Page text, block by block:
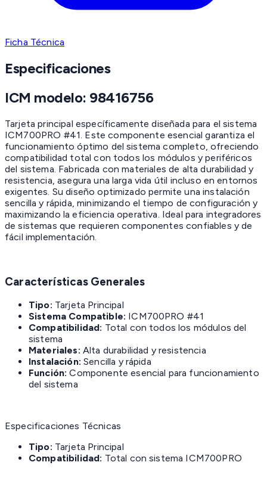
Ficha Técnica
Especificaciones
ICM modelo: 98416756
Tarjeta principal específicamente diseñada para el sistema
ICM700PRO #41. Este componente esencial garantiza el
funcionamiento óptimo del sistema completo, ofreciendo
compatibilidad total con todos los módulos y periféricos
del sistema. Fabricada con materiales de alta durabilidad y
resistencia, asegura una larga vida útil incluso en entornos
exigentes. Su diseño optimizado permite una instalación
sencilla y rápida, minimizando el tiempo de configuración y
maximizando la eficiencia operativa. Ideal para integradores
de sistemas que requieren componentes confiables y de
fácil implementación.
Características Generales
Tipo: Tarjeta Principal
Sistema Compatible: ICM700PRO #41
Compatibilidad: Total con todos los módulos del
sistema
Materiales: Alta durabilidad y resistencia
Instalación: Sencilla y rápida
Función: Componente esencial para funcionamiento
del sistema
Especificaciones Técnicas
Tipo: Tarjeta Principal
Compatibilidad: Total con sistema ICM700PRO